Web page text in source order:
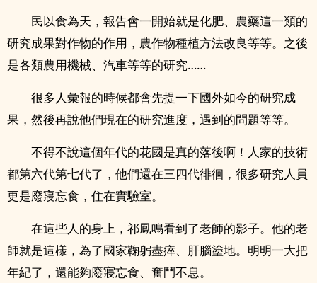
民以食為天，報告會一開始就是化肥、農藥這一類的
研究成果對作物的作用，農作物種植方法改良等等。之後
是各類農用機械、汽車等等的研究……
很多人彙報的時候都會先提一下國外如今的研究成
果，然後再說他們現在的研究進度，遇到的問題等等。
不得不說這個年代的花國是真的落後啊！人家的技術
都第六代第七代了，他們還在三四代徘徊，很多研究人員
更是廢寢忘食，住在實驗室。
在這些人的身上，祁鳳鳴看到了老師的影子。他的老
師就是這樣，為了國家鞠躬盡瘁、肝腦塗地。明明一大把
年紀了，還能夠廢寢忘食、奮鬥不息。